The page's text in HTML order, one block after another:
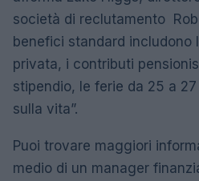
società di reclutamento
benefici standard includono
privata, i contributi
stipendio, le ferie da 25 a
sulla vita”.
Puoi trovare maggiori
medio di un manager